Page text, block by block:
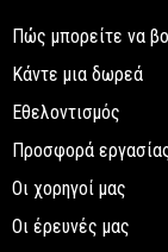
Πώς μπορείτε να
Κάντε μια δωρεά
Εθελοντισμός
Προσφορά
Οι χορηγοί μας
Οι έρευνές μας